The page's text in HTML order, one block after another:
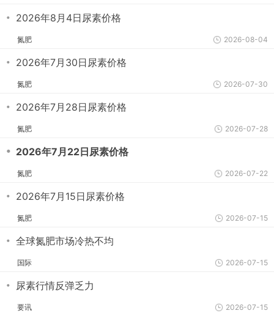
・ 2026年8月4日尿素价格
氮肥 2026-08-04
・ 2026年7月30日尿素价格
氮肥 2026-07-30
・ 2026年7月28日尿素价格
氮肥 2026-07-28
・ 2026年7月22日尿素价格
氮肥 2026-07-22
・ 2026年7月15日尿素价格
氮肥 2026-07-15
・ 全球氮肥市场冷热不均
国际 2026-07-15
・ 尿素行情反弹乏力
要讯 2026-07-15